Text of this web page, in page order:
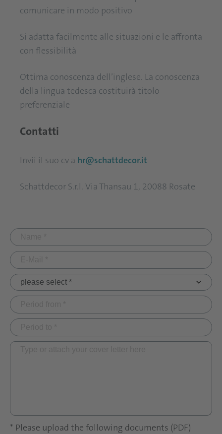
comunicare in modo positivo
Si adatta facilmente alle situazioni e le affronta
con flessibilità
Ottima conoscenza dell’inglese. La conoscenza
della lingua tedesca costituirà titolo
preferenziale
Contatti
Invii il suo cv a hr@schattdecor.it
Schattdecor S.r.l. Via Thansau 1, 20088 Rosate
* Please upload the following documents (PDF)